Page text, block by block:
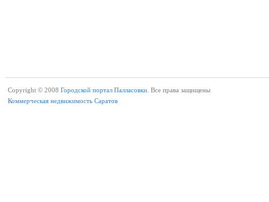
Copyright © 2008 Городской портал Палласовки. Все права защищены
Коммерческая недвижимость Саратов